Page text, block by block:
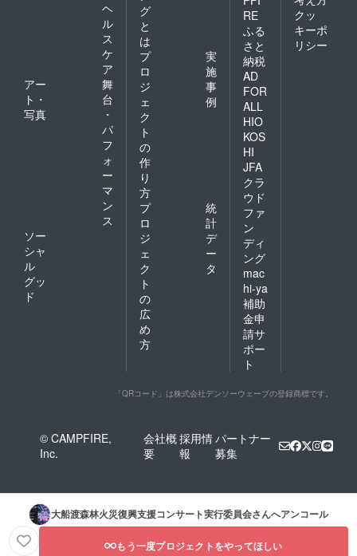
ヘ
ル
ス
ケ
ア
アー
ト・
写真
舞
台
・
パ
フ
ォ
ー
マ
ン
ス
ソー
シャ
ル
グッ
ド
グ
と
は
プ
ロ
ジ
ェ
ク
ト
の
作
り
方
実
施
事
例
プ
ロ
ジ
ェ
ク
ト
の
広
め
方
統
計
デ
ー
タ
RE
ふる
さと
納税
AD
FOR
ALL
HIO
KOS
HI
JFA
クラ
ウド
ファ
ン
ディ
ング
mac
hi-ya
補助
金申
請サ
ポー
ト
クッ
キーポ
リシー
「QRコード」は株式会社デンソーウェーブの登録商標です。
© CAMPFIRE,
Inc.
会社概
要
採用情
報
パートナー
募集
大船渡森林火災復興支援コンサート実行委員会さんへアンコール
もう一度プロジェクトをやってほしい